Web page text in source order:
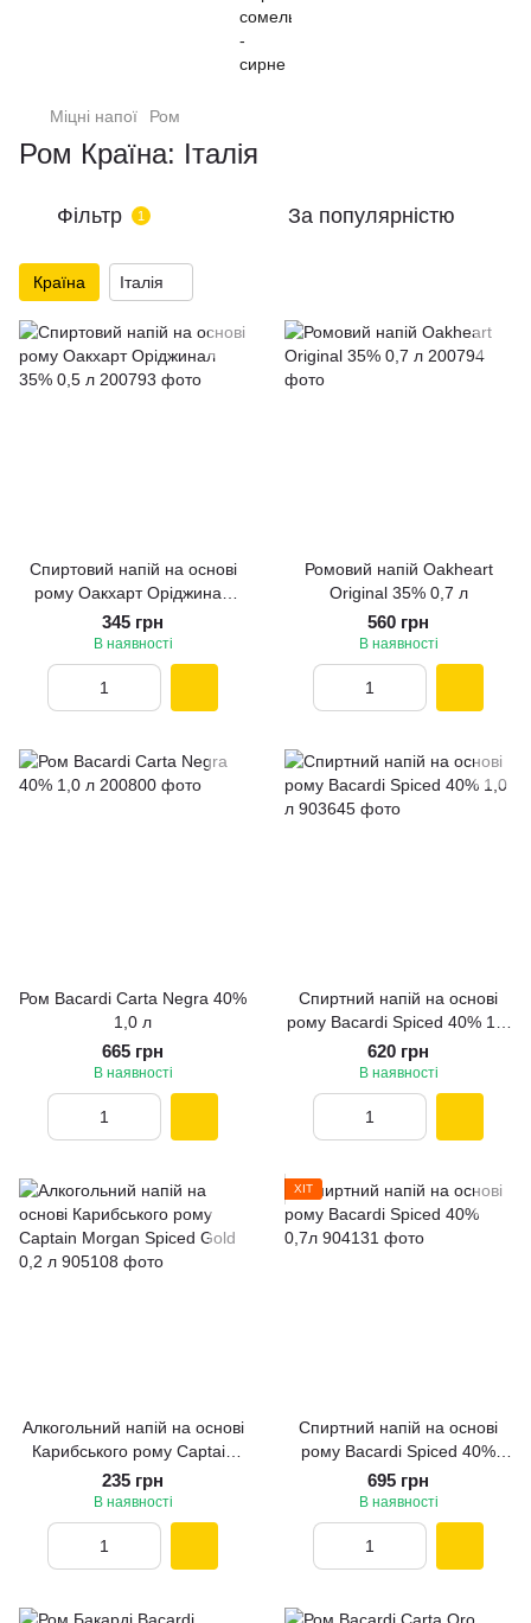
Міцні напої Ром
Ром Країна: Італія
Фільтр 1 За популярністю
Країна Італія
Спиртовий напій на основі
рому Оакхарт Оріджинал
35% 0,5 л
345 грн
В наявності
Ромовий напій Oakheart
Original 35% 0,7 л
560 грн
В наявності
Ром Bacardi Carta Negra 40%
1,0 л
665 грн
В наявності
Спиртний напій на основі
рому Bacardi Spiced 40% 1,0
л
620 грн
В наявності
Алкогольний напій на основі
Карибського рому Captain
Morgan Spiced Gold 0,2 л
235 грн
В наявності
ХІТ
Спиртний напій на основі
рому Bacardi Spiced 40%
0,7л
695 грн
В наявності